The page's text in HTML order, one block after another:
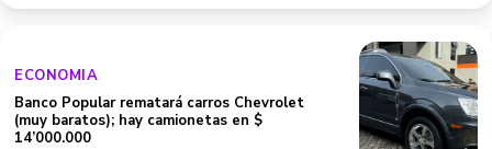
ECONOMIA
Banco Popular rematará carros Chevrolet
(muy baratos); hay camionetas en $
14’000.000